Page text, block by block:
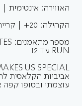
האווירה: אינטימית
הקהילה: 20+ | קרייריסטים | אימהות צעירות
RUN עד 12
אביביות הקלאסית
עוצמתי ובסופו קפה